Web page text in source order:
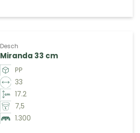
Desch
Miranda 33 cm
PP
33
17.2
7,5
1.300